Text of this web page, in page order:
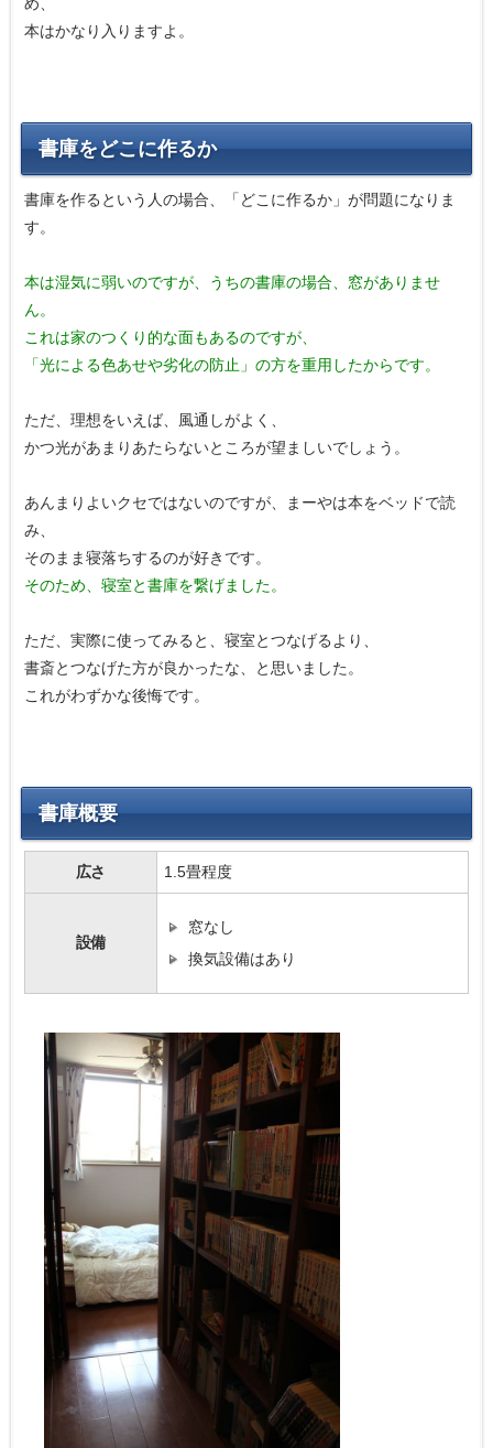
め、
本はかなり入りますよ。
書庫をどこに作るか
書庫を作るという人の場合、「どこに作るか」が問題になりま
す。
本は湿気に弱いのですが、うちの書庫の場合、窓がありませ
ん。
これは家のつくり的な面もあるのですが、
「光による色あせや劣化の防止」 の方を重用したからです。
ただ、理想をいえば、風通しがよく、
かつ光があまりあたらないところが望ましいでしょう。
あんまりよいクセではないのですが、まーやは本をベッドで読
み、
そのまま寝落ちするのが好きです。
そのため、寝室と書庫を繋げました。
ただ、実際に使ってみると、寝室とつなげるより、
書斎とつなげた方が良かったな、と思いました。
これがわずかな後悔です。
書庫概要
広さ 1.5畳程度
設備
窓なし
換気設備はあり